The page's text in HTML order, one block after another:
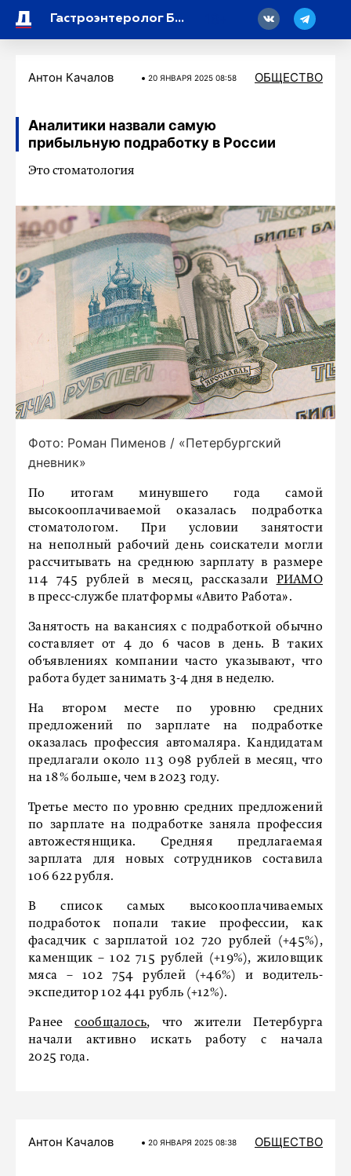
Гастроэнтеролог Белоусов сообщил, сколько сыра в день можно съесть без вреда для здоровья
Антон Качалов 20 ЯНВАРЯ 2025 08:58 ОБЩЕСТВО
Аналитики назвали самую
прибыльную подработку в России
Это стоматология
Фото: Роман Пименов / «Петербургский
дневник»
По итогам минувшего года самой
высокооплачиваемой оказалась подработка
стоматологом. При условии занятости
на неполный рабочий день соискатели могли
рассчитывать на среднюю зарплату в размере
114 745 рублей в месяц, рассказали РИАМО
в пресс-службе платформы «Авито Работа».
Занятость на вакансиях с подработкой обычно
составляет от 4 до 6 часов в день. В таких
объявлениях компании часто указывают, что
работа будет занимать 3-4 дня в неделю.
На втором месте по уровню средних
предложений по зарплате на подработке
оказалась профессия автомаляра. Кандидатам
предлагали около 113 098 рублей в месяц, что
на 18% больше, чем в 2023 году.
Третье место по уровню средних предложений
по зарплате на подработке заняла профессия
автожестянщика. Средняя предлагаемая
зарплата для новых сотрудников составила
106 622 рубля.
В список самых высокооплачиваемых
подработок попали такие профессии, как
фасадчик с зарплатой 102 720 рублей (+45%),
каменщик – 102 715 рублей (+19%), жиловщик
мяса – 102 754 рублей (+46%) и водитель-
экспедитор 102 441 рубль (+12%).
Ранеесообщалось, что жители Петербурга
начали активно искать работу с начала
2025 года.
Антон Качалов 20 ЯНВАРЯ 2025 08:38 ОБЩЕСТВО